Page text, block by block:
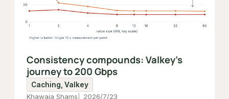
Consistency compounds: Valkey's
journey to 200 Gbps
Caching, Valkey
Khawaja Shams
2026/7/23